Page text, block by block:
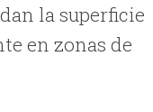
la superficie
en zonas de